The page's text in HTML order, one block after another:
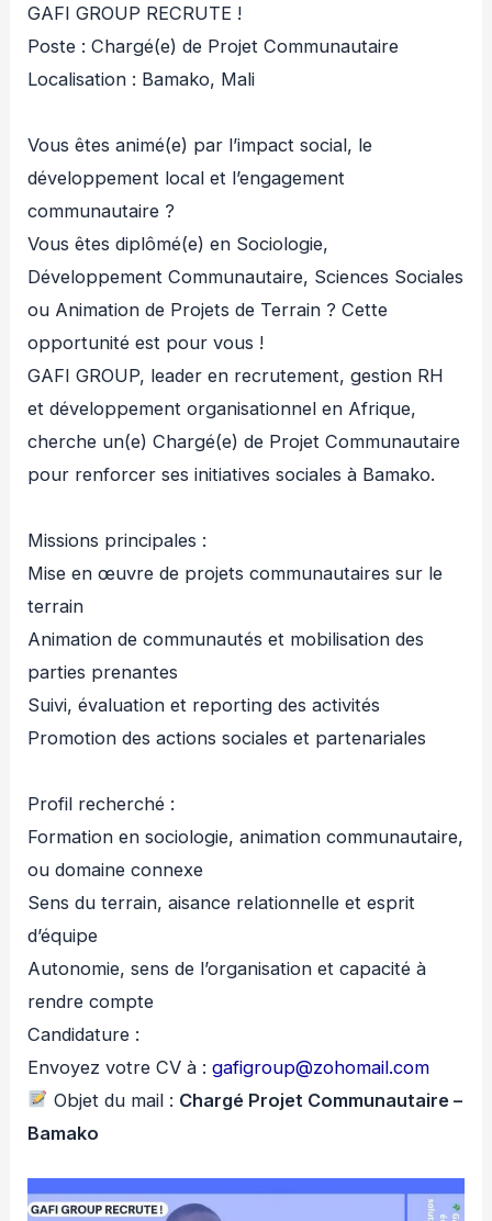
GAFI GROUP RECRUTE !
Poste : Chargé(e) de Projet Communautaire
Localisation : Bamako, Mali
Vous êtes animé(e) par l’impact social, le
développement local et l’engagement
communautaire ?
Vous êtes diplômé(e) en Sociologie,
Développement Communautaire, Sciences Sociales
ou Animation de Projets de Terrain ? Cette
opportunité est pour vous !
GAFI GROUP, leader en recrutement, gestion RH
et développement organisationnel en Afrique,
cherche un(e) Chargé(e) de Projet Communautaire
pour renforcer ses initiatives sociales à Bamako.
Missions principales :
Mise en œuvre de projets communautaires sur le
terrain
Animation de communautés et mobilisation des
parties prenantes
Suivi, évaluation et reporting des activités
Promotion des actions sociales et partenariales
Profil recherché :
Formation en sociologie, animation communautaire,
ou domaine connexe
Sens du terrain, aisance relationnelle et esprit
d’équipe
Autonomie, sens de l’organisation et capacité à
rendre compte
Candidature :
Envoyez votre CV à :gafigroup@zohomail.com
Objet du mail : Chargé Projet Communautaire –
Bamako